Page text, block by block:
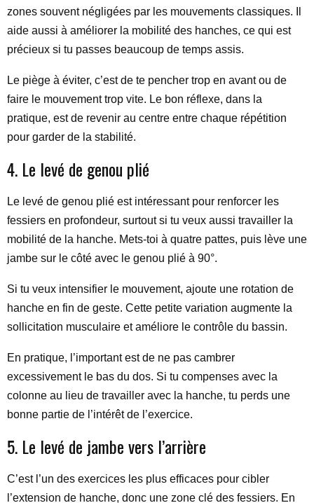
zones souvent négligées par les mouvements classiques. Il
aide aussi à améliorer la mobilité des hanches, ce qui est
précieux si tu passes beaucoup de temps assis.
Le piège à éviter, c’est de te pencher trop en avant ou de
faire le mouvement trop vite. Le bon réflexe, dans la
pratique, est de revenir au centre entre chaque répétition
pour garder de la stabilité.
4. Le levé de genou plié
Le levé de genou plié est intéressant pour renforcer les
fessiers en profondeur, surtout si tu veux aussi travailler la
mobilité de la hanche. Mets-toi à quatre pattes, puis lève une
jambe sur le côté avec le genou plié à 90°.
Si tu veux intensifier le mouvement, ajoute une rotation de
hanche en fin de geste. Cette petite variation augmente la
sollicitation musculaire et améliore le contrôle du bassin.
En pratique, l’important est de ne pas cambrer
excessivement le bas du dos. Si tu compenses avec la
colonne au lieu de travailler avec la hanche, tu perds une
bonne partie de l’intérêt de l’exercice.
5. Le levé de jambe vers l’arrière
C’est l’un des exercices les plus efficaces pour cibler
l’extension de hanche, donc une zone clé des fessiers. En